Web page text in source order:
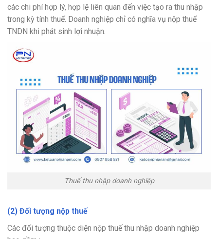
các chi phí hợp lý, hợp lệ liên quan đến việc tạo ra thu nhập
trong kỳ tính thuế. Doanh nghiệp chỉ có nghĩa vụ nộp thuế
TNDN khi phát sinh lợi nhuận.
Thuế thu nhập doanh nghiệp
(2) Đối tượng nộp thuế
Các đối tượng thuộc diện nộp thuế thu nhập doanh nghiệp